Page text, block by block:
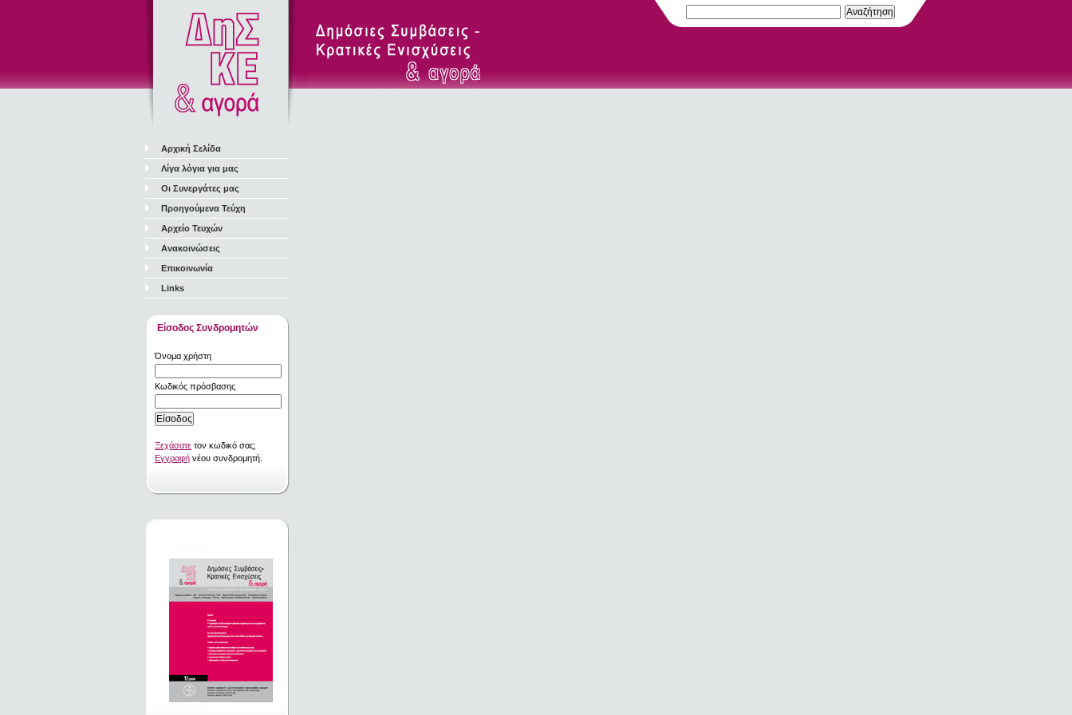
Αρχική Σελίδα
Λίγα λόγια για μας
Οι Συνεργάτες μας
Προηγούμενα Τεύχη
Αρχείο Τευχών
Ανακοινώσεις
Επικοινωνία
Links
Είσοδος Συνδρομητών
Όνομα χρήστη
Κωδικός πρόσβασης
Ξεχάσατε τον κωδικό σας;
Εγγραφή νέου συνδρομητή.